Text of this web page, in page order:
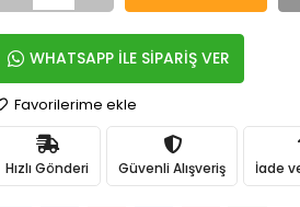
WHATSAPP İLE SİPARİŞ VER
Favorilerime ekle
Hızlı Gönderi Güvenli Alışveriş İade